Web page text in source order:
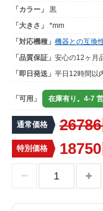
「カラー」
黒
「大きさ」
*mm
「対応機種」 機器との互換
「品質保証」 安心の12ヶ月
「即日発送」 平日12時間以
「可用」 在庫有り。4-7
通常価格
特別価格 18750